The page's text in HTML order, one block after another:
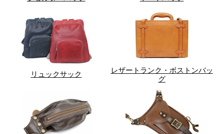
リュックサック
レザートランク・ボストンバッ
グ